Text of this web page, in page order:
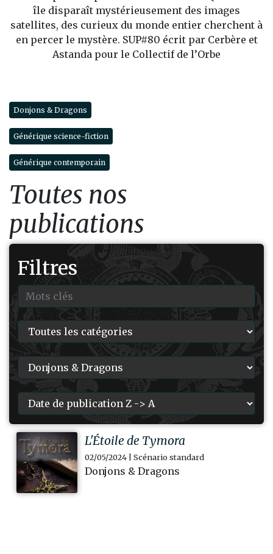
île disparaît mystérieusement des images
satellites, des curieux du monde entier cherchent à
en percer le mystère. SUP#80 écrit par Cerbère et
Astanda pour le Collectif de l’Orbe
Donjons & Dragons
Générique science-fiction
Générique contemporain
Toutes nos
publications
Filtres
L'Étoile de Tymora
02/05/2024 | Scénario standard
Donjons & Dragons